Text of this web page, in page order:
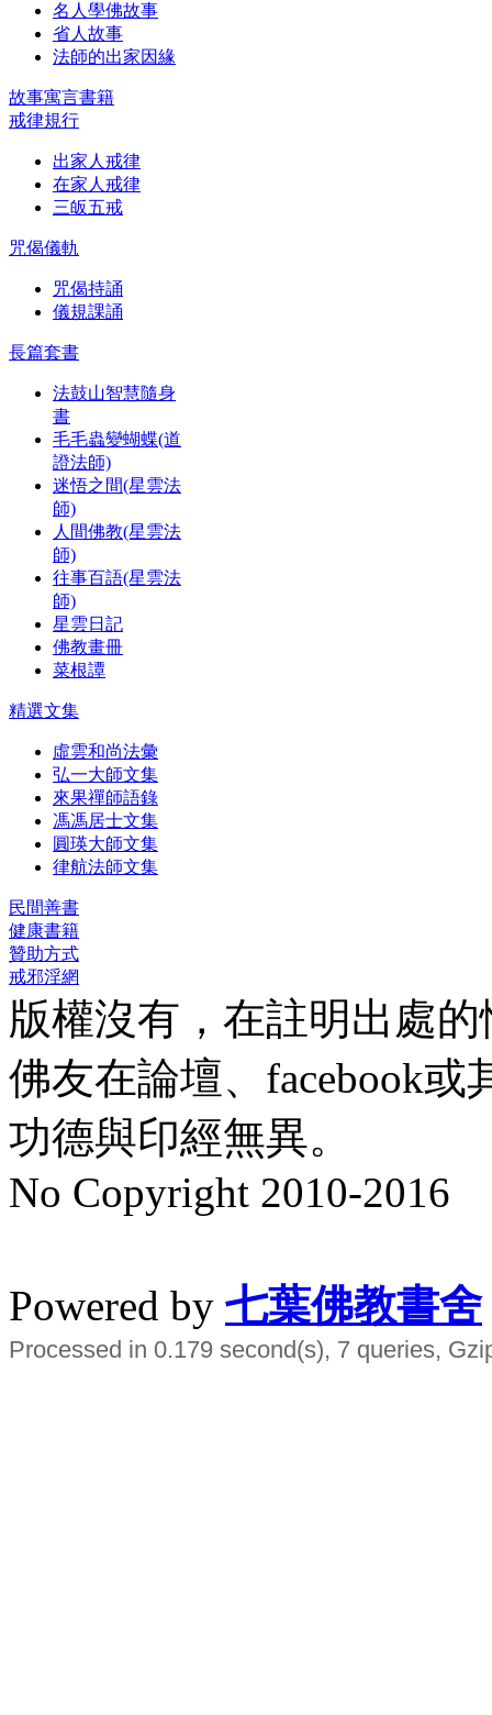
名人學佛故事
省人故事
法師的出家因緣
故事寓言書籍
戒律規行
出家人戒律
在家人戒律
三皈五戒
咒偈儀軌
咒偈持誦
儀規課誦
長篇套書
法鼓山智慧隨身
書
毛毛蟲變蝴蝶(道
證法師)
迷悟之間(星雲法
師)
人間佛教(星雲法
師)
往事百語(星雲法
師)
星雲日記
佛教畫冊
菜根譚
精選文集
虛雲和尚法彙
弘一大師文集
來果禪師語錄
馮馮居士文集
圓瑛大師文集
律航法師文集
民間善書
健康書籍
贊助方式
戒邪淫網
版權沒有，在註明出處
佛友在論壇、facebook
功德與印經無異。
No Copyright 2010-2016
Powered by 七葉佛教書舍
Processed in 0.179 second(s), 7 queries,